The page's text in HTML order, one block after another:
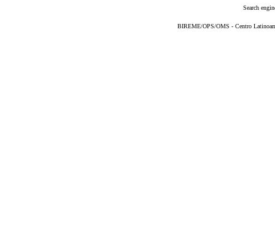
Search
BIREME/OPS/OMS - Centro